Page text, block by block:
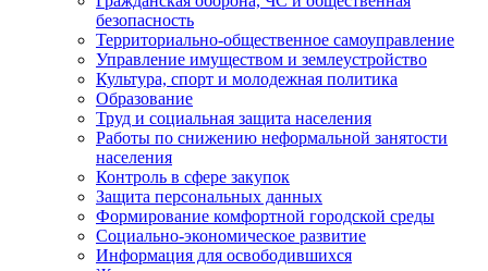
безопасность
Территориально-общественное самоуправление
Управление имуществом и землеустройство
Культура, спорт и молодежная политика
Образование
Труд и социальная защита населения
Работы по снижению неформальной занятости
населения
Контроль в сфере закупок
Защита персональных данных
Формирование комфортной городской среды
Социально-экономическое развитие
Информация для освободившихся